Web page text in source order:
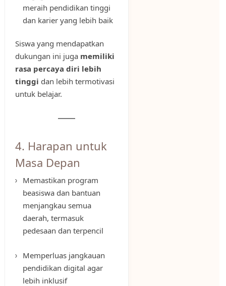
meraih pendidikan tinggi
dan karier yang lebih baik
Siswa yang mendapatkan
dukungan ini juga memiliki
rasa percaya diri lebih
tinggi dan lebih termotivasi
untuk belajar.
4. Harapan untuk
Masa Depan
Memastikan program
beasiswa dan bantuan
menjangkau semua
daerah, termasuk
pedesaan dan terpencil
Memperluas jangkauan
pendidikan digital agar
lebih inklusif